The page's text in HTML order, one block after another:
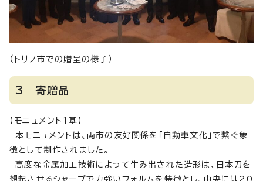
（トリノ市での贈呈の様子）
3 寄贈品
【モニュメント1基】
本モニュメントは、両市の友好関係を「自動車文化」で繋ぐ象
徴として制作されました。
高度な金属加工技術によって生み出された造形は、日本刀を
想起させるシャープで力強いフォルムを特徴とし、中央には20